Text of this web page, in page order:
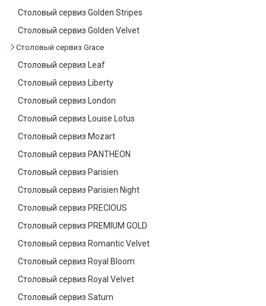
Столовый сервиз Golden Stripes
Столовый сервиз Golden Velvet
Столовый сервиз Grace
Столовый сервиз Leaf
Столовый сервиз Liberty
Столовый сервиз London
Столовый сервиз Louise Lotus
Столовый сервиз Mozart
Столовый сервиз PANTHEON
Столовый сервиз Parisien
Столовый сервиз Parisien Night
Столовый сервиз PRECIOUS
Столовый сервиз PREMIUM GOLD
Столовый сервиз Romantic Velvet
Столовый сервиз Royal Bloom
Столовый сервиз Royal Velvet
Столовый сервиз Saturn